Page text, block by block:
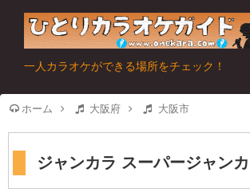
一人カラオケができる場所をチェック！
ホーム 大阪府 大阪市
ジャンカラ スーパージャン